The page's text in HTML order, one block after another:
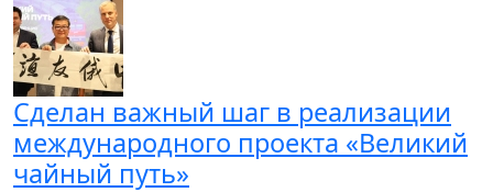
Сделан важный шаг в реализации
международного проекта «Великий
чайный путь»